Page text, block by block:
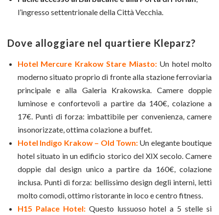
l’ingresso settentrionale della Città Vecchia.
Dove alloggiare nel quartiere Kleparz?
Hotel Mercure Krakow Stare Miasto:Un hotel molto
moderno situato proprio di fronte alla stazione ferroviaria
principale e alla Galeria Krakowska. Camere doppie
luminose e confortevoli a partire da 140€, colazione a
17€. Punti di forza: imbattibile per convenienza, camere
insonorizzate, ottima colazione a buffet.
Hotel Indigo Krakow – Old Town:Un elegante boutique
hotel situato in un edificio storico del XIX secolo. Camere
doppie dal design unico a partire da 160€, colazione
inclusa. Punti di forza: bellissimo design degli interni, letti
molto comodi, ottimo ristorante in loco e centro fitness.
H15 Palace Hotel:Questo lussuoso hotel a 5 stelle si